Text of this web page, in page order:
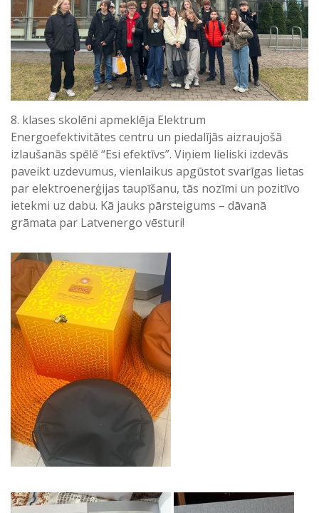
8. klases skolēni apmeklēja Elektrum
Energoefektivitātes centru un piedalījās aizraujošā
izlaušanās spēlē “Esi efektīvs”. Viņiem lieliski izdevās
paveikt uzdevumus, vienlaikus apgūstot svarīgas lietas
par elektroenerģijas taupīšanu, tās nozīmi un pozitīvo
ietekmi uz dabu. Kā jauks pārsteigums – dāvanā
grāmata par Latvenergo vēsturi!